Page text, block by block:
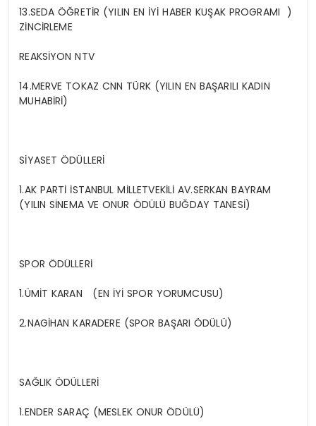
13.SEDA ÖĞRETİR (YILIN EN İYİ HABER KUŞAK PROGRAMI )
ZİNCİRLEME
REAKSİYON NTV
14.MERVE TOKAZ CNN TÜRK (YILIN EN BAŞARILI KADIN
MUHABİRİ)
SİYASET ÖDÜLLERİ
1.AK PARTİ İSTANBUL MİLLETVEKİLİ AV.SERKAN BAYRAM
(YILIN SİNEMA VE ONUR ÖDÜLÜ BUĞDAY TANESİ)
SPOR ÖDÜLLERİ
1.ÜMİT KARAN (EN İYİ SPOR YORUMCUSU)
2.NAGİHAN KARADERE (SPOR BAŞARI ÖDÜLÜ)
SAĞLIK ÖDÜLLERİ
1.ENDER SARAÇ (MESLEK ONUR ÖDÜLÜ)